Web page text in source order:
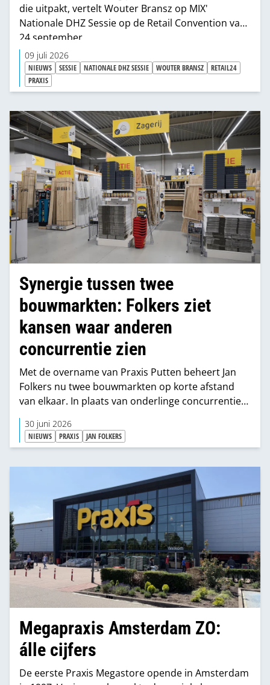
die uitpakt, vertelt Wouter Bransz op MIX'
Nationale DHZ Sessie op de Retail Convention van
24 september.
09 juli 2026
NIEUWS SESSIE NATIONALE DHZ SESSIE WOUTER BRANSZ
RETAIL24
PRAXIS
Synergie tussen twee
bouwmarkten: Folkers ziet
kansen waar anderen
concurrentie zien
Met de overname van Praxis Putten beheert Jan
Folkers nu twee bouwmarkten op korte afstand
van elkaar. In plaats van onderlinge concurrentie
zet hij in op samenwerking tussen de twee
vestigingen.
30 juni 2026
NIEUWS PRAXIS JAN FOLKERS
Megapraxis Amsterdam ZO:
álle cijfers
De eerste Praxis Megastore opende in Amsterdam